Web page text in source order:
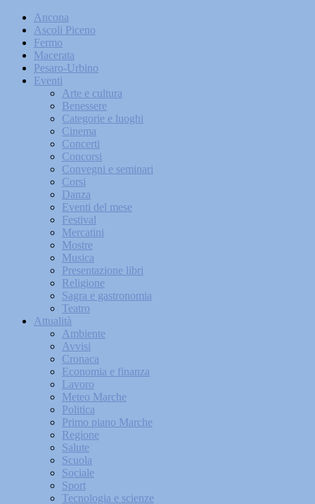
Ancona
Ascoli Piceno
Fermo
Macerata
Pesaro-Urbino
Eventi
Arte e cultura
Benessere
Categorie e luoghi
Cinema
Concerti
Concorsi
Convegni e seminari
Corsi
Danza
Eventi del mese
Festival
Mercatini
Mostre
Musica
Presentazione libri
Religione
Sagra e gastronomia
Teatro
Attualità
Ambiente
Avvisi
Cronaca
Economia e finanza
Lavoro
Meteo Marche
Politica
Primo piano Marche
Regione
Salute
Scuola
Sociale
Sport
Tecnologia e scienze